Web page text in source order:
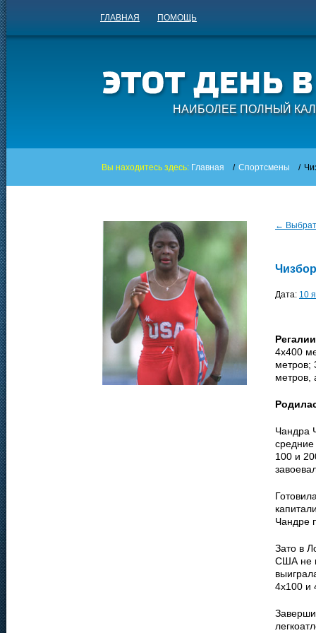
ГЛАВНАЯ ПОМОЩЬ
НАИБОЛЕЕ ПОЛНЫЙ
Вы находитесь здесь: Главная / Спортсмены /
←
Дата: 10
4х400
метров;
метров,
Чандра
100 и
Чандре
Зато в
США не
4х100 и